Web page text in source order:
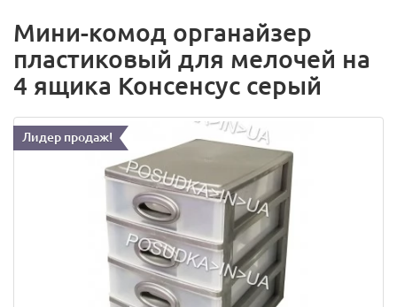
Мини-комод органайзер
пластиковый для мелочей на
4 ящика Консенсус серый
Лидер продаж!